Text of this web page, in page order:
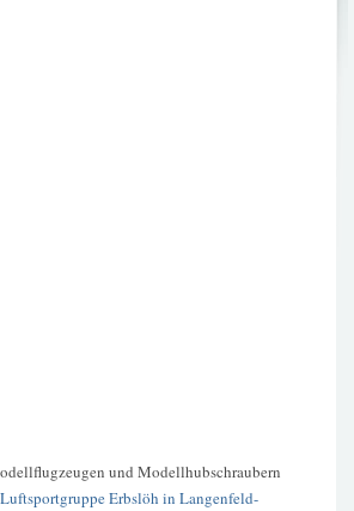
und Modellhubschraubern
Erbslöh in Langenfeld-